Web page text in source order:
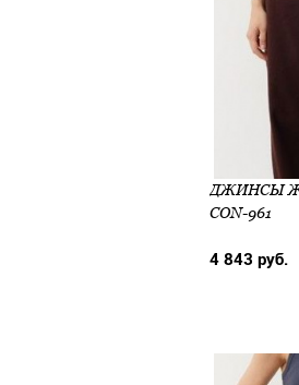
ДЖИНСЫ
CON-961
4 843 руб.